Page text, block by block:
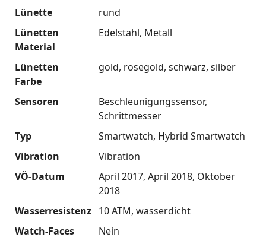
Lünette
rund
Lünetten
Material
Edelstahl Metall
Lünetten
Farbe
gold rosegold schwarz silber
Sensoren
Beschleunigungssensor
Schrittmesser
Typ
Smartwatch Hybrid Smartwatch
Vibration
Vibration
VÖ-Datum
April 2017 April 2018 Oktober
2018
Wasserresistenz 10 ATM wasserdicht
Watch-Faces
Nein